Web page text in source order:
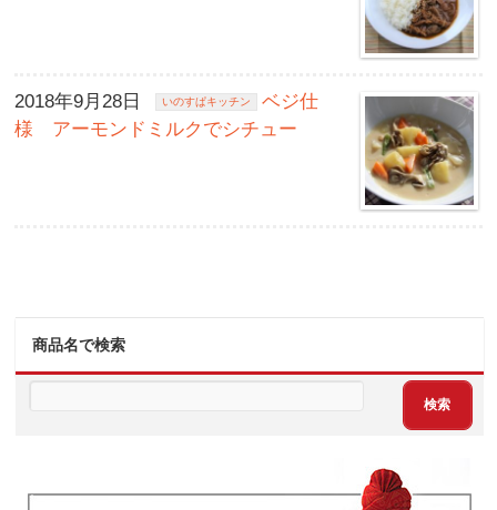
2018年9月28日 いのすぱキッチン
ベジ仕
様 アーモンドミルクでシチュー
商品名で検索